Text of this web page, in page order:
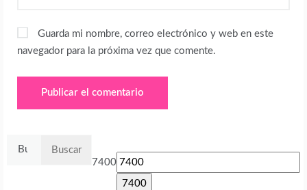
Guarda mi nombre, correo electrónico y web en este
navegador para la próxima vez que comente.
7400